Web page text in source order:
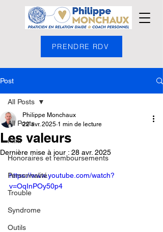
PRENDRE RDV
Post
All Posts
Film
Honoraires et remboursements
Personnalité
Trouble
Syndrome
Outils
All Posts
Les valeurs
Philippe Monchaux
22 avr. 2025 1 min de lecture
Dernière mise à jour : 28 avr. 2025
https://www.youtube.com/watch?
v=OqInPOy50p4